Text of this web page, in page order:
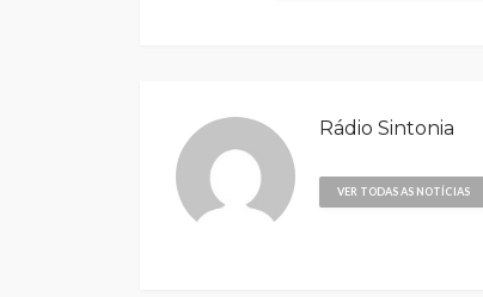
Rádio Sintonia
VER TODAS AS NOTÍCIAS